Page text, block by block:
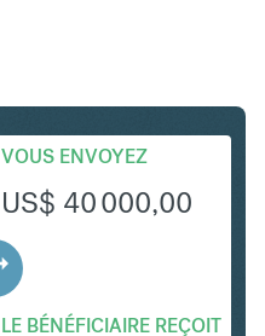
VOUS ENVOYEZ
US$ 40 000,00
LE BÉNÉFICIAIRE REÇOIT